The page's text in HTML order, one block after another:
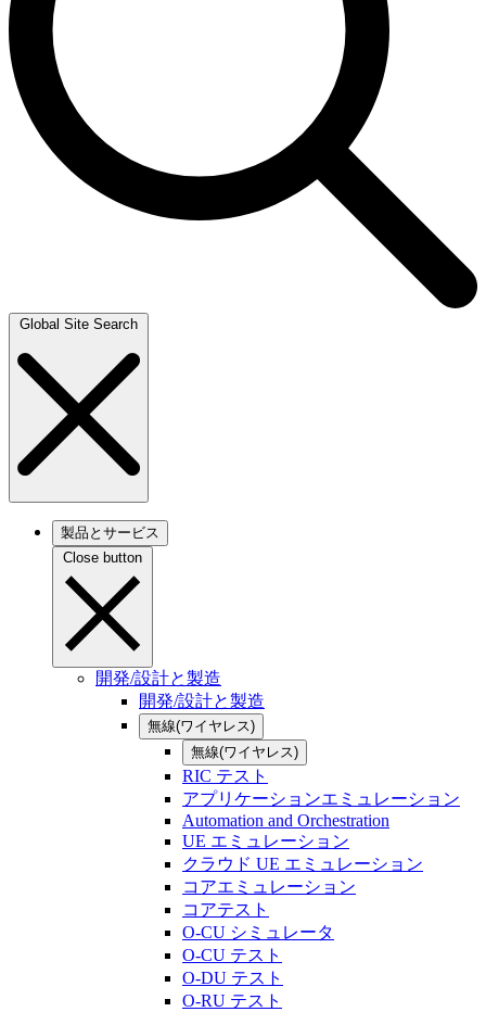
Global Site Search
製品とサービス
Close button
開発/設計と製造
開発/設計と製造
無線(ワイヤレス)
無線(ワイヤレス)
RIC テスト
アプリケーションエミュレーション
Automation and Orchestration
UE エミュレーション
クラウド UE エミュレーション
コアエミュレーション
コアテスト
O-CU シミュレータ
O-CU テスト
O-DU テスト
O-RU テスト